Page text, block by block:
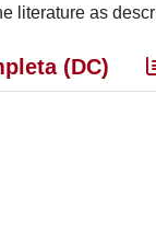
literature as
(DC)